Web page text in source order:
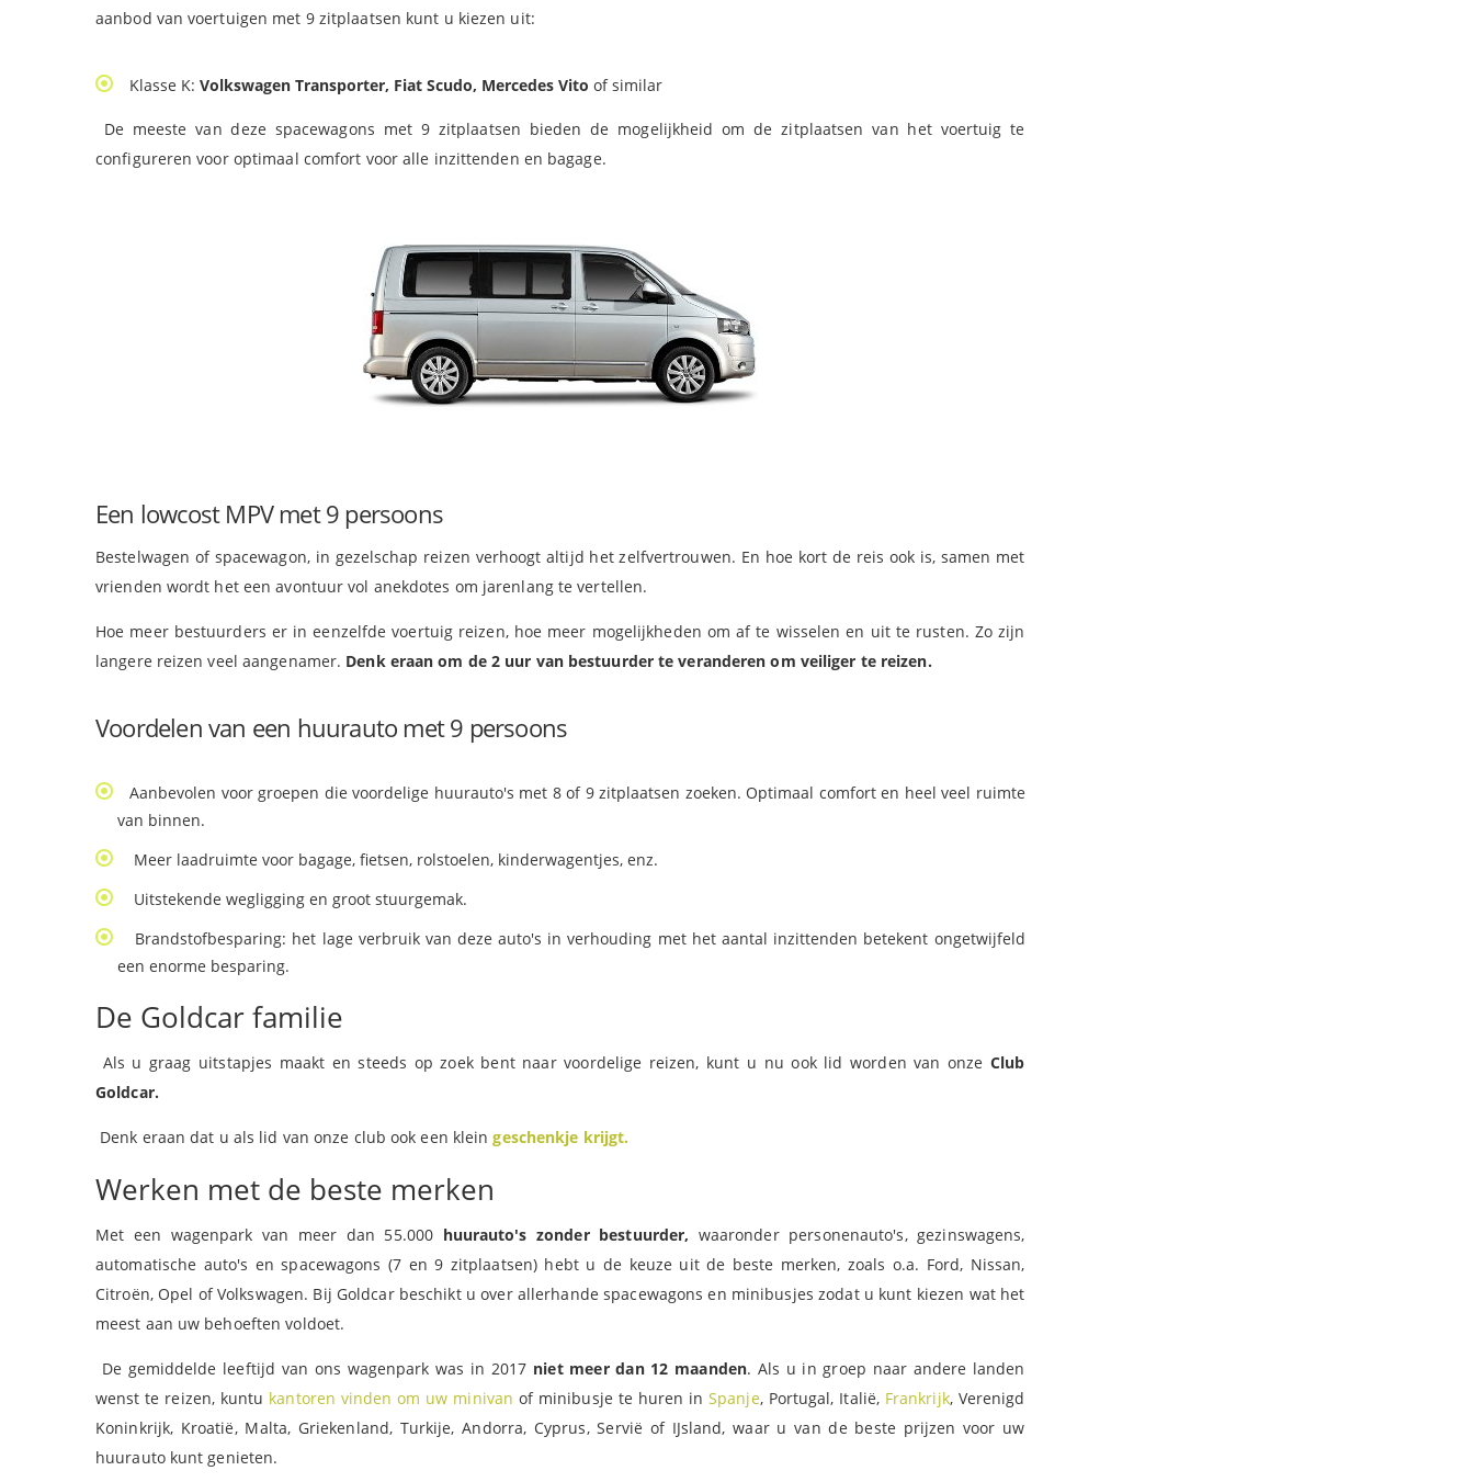
aanbod van voertuigen met 9 zitplaatsen kunt u kiezen uit:
Klasse K: Volkswagen Transporter, Fiat Scudo, Mercedes Vito of similar
De meeste van deze spacewagons met 9 zitplaatsen bieden de mogelijkheid om de zitplaatsen van het voertuig te
configureren voor optimaal comfort voor alle inzittenden en bagage.
Een lowcost MPV met 9 persoons
Bestelwagen of spacewagon, in gezelschap reizen verhoogt altijd het zelfvertrouwen. En hoe kort de reis ook is, samen met
vrienden wordt het een avontuur vol anekdotes om jarenlang te vertellen.
Hoe meer bestuurders er in eenzelfde voertuig reizen, hoe meer mogelijkheden om af te wisselen en uit te rusten. Zo zijn
langere reizen veel aangenamer. Denk eraan om de 2 uur van bestuurder te veranderen om veiliger te reizen.
Voordelen van een huurauto met 9 persoons
Aanbevolen voor groepen die voordelige huurauto's met 8 of 9 zitplaatsen zoeken. Optimaal comfort en heel veel ruimte
van binnen.
Meer laadruimte voor bagage, fietsen, rolstoelen, kinderwagentjes, enz.
Uitstekende wegligging en groot stuurgemak.
Brandstofbesparing: het lage verbruik van deze auto's in verhouding met het aantal inzittenden betekent ongetwijfeld
een enorme besparing.
De Goldcar familie
Als u graag uitstapjes maakt en steeds op zoek bent naar voordelige reizen, kunt u nu ook lid worden van onzeClub
Goldcar.
Denk eraan dat u als lid van onze club ook een kleingeschenkje krijgt.
Werken met de beste merken
Met een wagenpark van meer dan 55.000 huurauto's zonder bestuurder, waaronder personenauto's, gezinswagens,
automatische auto's en spacewagons (7 en 9 zitplaatsen) hebt u de keuze uit de beste merken, zoals o.a. Ford, Nissan,
Citroën, Opel of Volkswagen. Bij Goldcar beschikt u over allerhande spacewagons en minibusjes zodat u kunt kiezen wat het
meest aan uw behoeften voldoet.
De gemiddelde leeftijd van ons wagenpark was in 2017 niet meer dan 12 maanden. Als u in groep naar andere landen
wenst te reizen, kuntu kantoren vinden om uw minivan of minibusje te huren inSpanje, Portugal, Italië, Frankrijk, Verenigd
Koninkrijk, Kroatië, Malta, Griekenland, Turkije, Andorra, Cyprus, Servië of IJsland, waar u van de beste prijzen voor uw
huurauto kunt genieten.